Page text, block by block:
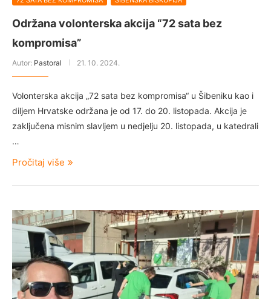
Održana volonterska akcija “72 sata bez
kompromisa”
Autor: Pastoral 21. 10. 2024.
Volonterska akcija „72 sata bez kompromisa“ u Šibeniku kao i
diljem Hrvatske održana je od 17. do 20. listopada. Akcija je
zaključena misnim slavljem u nedjelju 20. listopada, u katedrali
…
Pročitaj više